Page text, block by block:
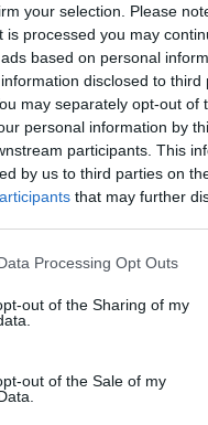
your selection. Please
is processed you may
based on personal
disclosed to third
may separately opt-out of
personal information by
participants. This
by us to third parties on
that may further
Processing Opt Outs
out of the Sharing of my
out of the Sale of my